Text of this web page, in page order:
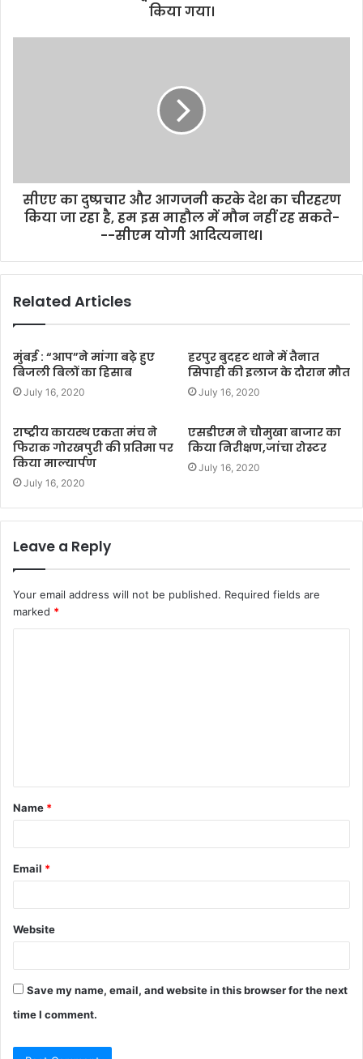
किया गया।
सीएए का दुष्प्रचार और आगजनी करके देश का चीरहरण
किया जा रहा है, हम इस माहौल में मौन नहीं रह सकते-
--सीएम योगी आदित्यनाथ।
Related Articles
मुंबई : “आप”ने मांगा बढ़े हुए
बिजली बिलों का हिसाब
July 16, 2020
हरपुर बुदहट थाने में तैनात
सिपाही की इलाज के दौरान मौत
July 16, 2020
राष्ट्रीय कायस्थ एकता मंच ने
फिराक गोरखपुरी की प्रतिमा पर
किया माल्यार्पण
July 16, 2020
एसडीएम ने चौमुखा बाजार का
किया निरीक्षण,जांचा रोस्टर
July 16, 2020
Leave a Reply
Your email address will not be published. Required fields are
marked *
t
*
Name *
Email *
Website
Save my name, email, and website in this browser for the next
time I comment.